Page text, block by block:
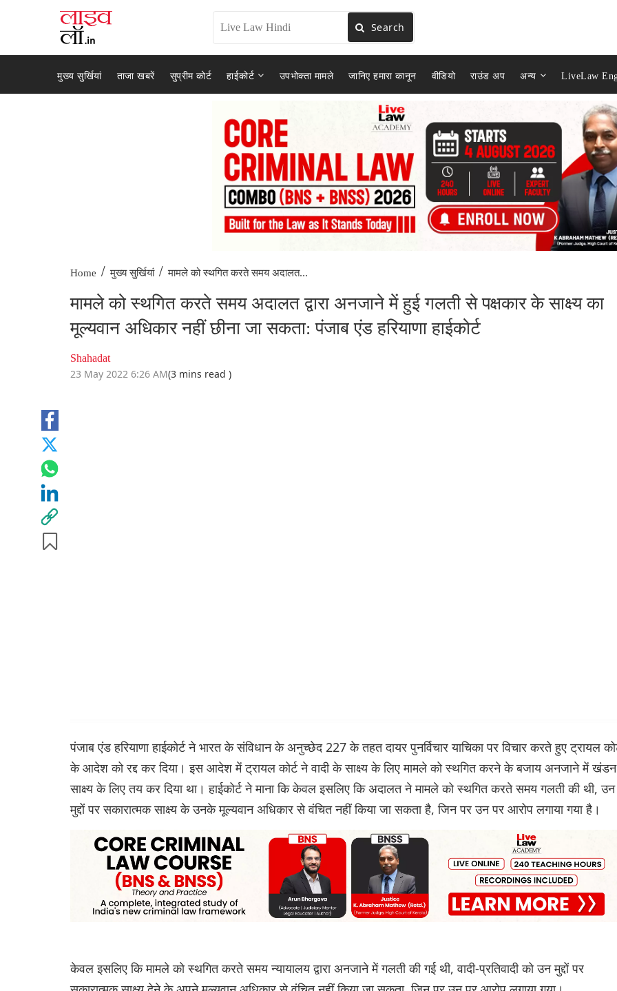
Search
मुख्य सुर्खियां ताजा खबरें सुप्रीम कोर्ट हाईकोर्ट उपभोक्ता मामले जानिए हमारा कानून वीडियो राउंड अप अन्य LiveLaw
Home / मुख्य सुर्खियां / मामले को स्थगित करते समय अदालत...
मामले को स्थगित करते समय अदालत द्वारा अनजाने में हुई गलती से पक्षकार के साक्ष्य का
मूल्यवान अधिकार नहीं छीना जा सकता: पंजाब एंड हरियाणा हाईकोर्ट
Shahadat
23 May 2022 6:26 AM(3 mins read )
पंजाब एंड हरियाणा हाईकोर्ट ने भारत के संविधान के अनुच्छेद 227 के तहत दायर पुनर्विचार याचिका पर विचार करते हुए ट्रायल
के आदेश को रद्द कर दिया। इस आदेश में ट्रायल कोर्ट ने वादी के साक्ष्य के लिए मामले को स्थगित करने के बजाय अनजाने में खंडन
साक्ष्य के लिए तय कर दिया था। हाईकोर्ट ने माना कि केवल इसलिए कि अदालत ने मामले को स्थगित करते समय गलती की थी, उन
मुद्दों पर सकारात्मक साक्ष्य के उनके मूल्यवान अधिकार से वंचित नहीं किया जा सकता है, जिन पर उन पर आरोप लगाया गया है।
केवल इसलिए कि मामले को स्थगित करते समय न्यायालय द्वारा अनजाने में गलती की गई थी, वादी-प्रतिवादी को उन मुद्दों पर